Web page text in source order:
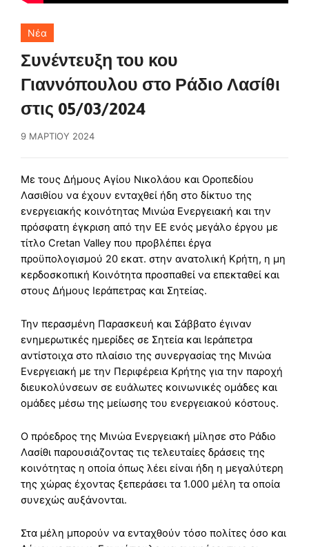
Νέα
Συνέντευξη του κου
Γιαννόπουλου στο Ράδιο Λασίθι
στις 05/03/2024
9 ΜΑΡΤΊΟΥ 2024
Mε τους Δήμους Αγίου Νικολάου και Οροπεδίου
Λασιθίου να έχουν ενταχθεί ήδη στο δίκτυο της
ενεργειακής κοινότητας Μινώα Ενεργειακή και την
πρόσφατη έγκριση από την ΕΕ ενός μεγάλο έργου με
τίτλο Cretan Valley που προβλέπει έργα
προϋπολογισμού 20 εκατ. στην ανατολική Κρήτη, η μη
κερδοσκοπική Κοινότητα προσπαθεί να επεκταθεί και
στους Δήμους Ιεράπετρας και Σητείας.
Την περασμένη Παρασκευή και Σάββατο έγιναν
ενημερωτικές ημερίδες σε Σητεία και Ιεράπετρα
αντίστοιχα στο πλαίσιο της συνεργασίας της Μινώα
Ενεργειακή με την Περιφέρεια Κρήτης για την παροχή
διευκολύνσεων σε ευάλωτες κοινωνικές ομάδες και
ομάδες μέσω της μείωσης του ενεργειακού κόστους.
Ο πρόεδρος της Μινώα Ενεργειακή μίλησε στο Ράδιο
Λασίθι παρουσιάζοντας τις τελευταίες δράσεις της
κοινότητας η οποία όπως λέει είναι ήδη η μεγαλύτερη
της χώρας έχοντας ξεπεράσει τα 1.000 μέλη τα οποία
συνεχώς αυξάνονται.
Στα μέλη μπορούν να ενταχθούν τόσο πολίτες όσο και